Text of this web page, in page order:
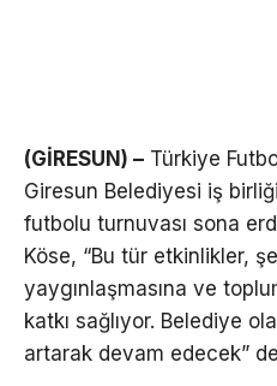
(GİRESUN) – Türkiye
Giresun Belediyesi iş
futbolu turnuvası sona
Köse, “Bu tür etkinlikler,
yaygınlaşmasına ve
katkı sağlıyor. Belediye
artarak devam edecek”